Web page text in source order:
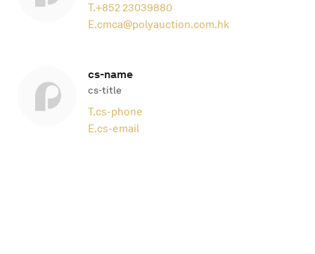
T.+852 23039880
E.cmca@polyauction.com.hk
cs-name
cs-title
T.cs-phone
E.cs-email